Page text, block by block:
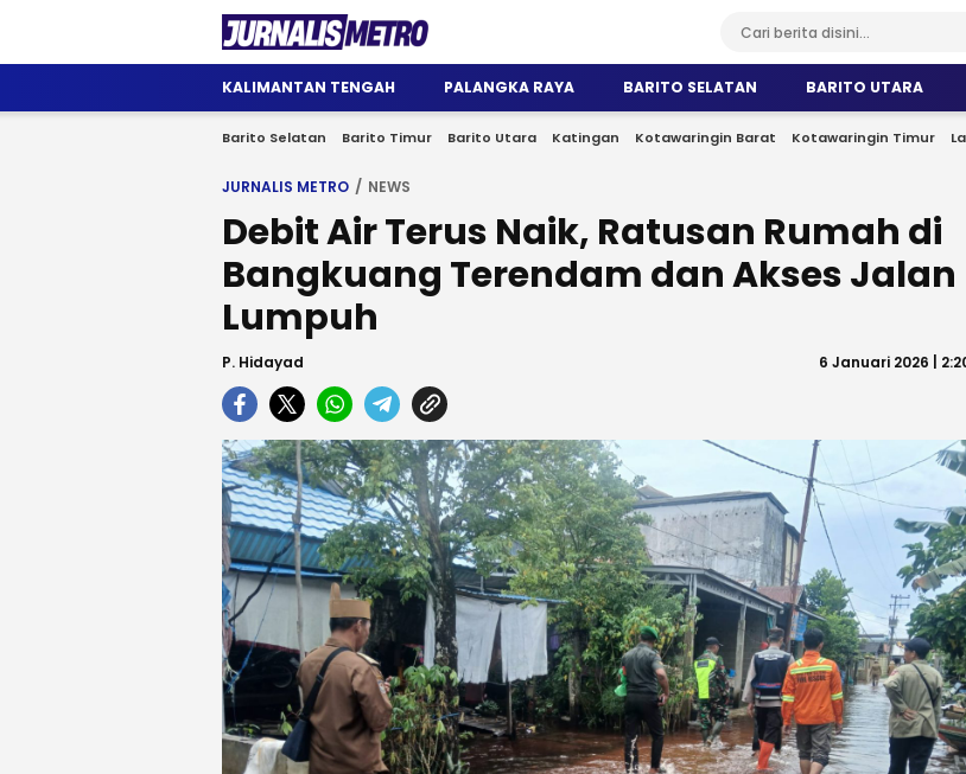
Jurnalis Metro
Satu Wadah Informasi
KALIMANTAN TENGAH PALANGKA RAYA BARITO SELATAN BARITO UTARA
Barito Selatan Barito Timur Barito Utara Katingan Kotawaringin Barat Kotawaringin Timur
JURNALIS METRO NEWS
Debit Air Terus Naik, Ratusan Rumah di
Bangkuang Terendam dan Akses Jalan
Lumpuh
P. Hidayad 6 Januari 2026 |